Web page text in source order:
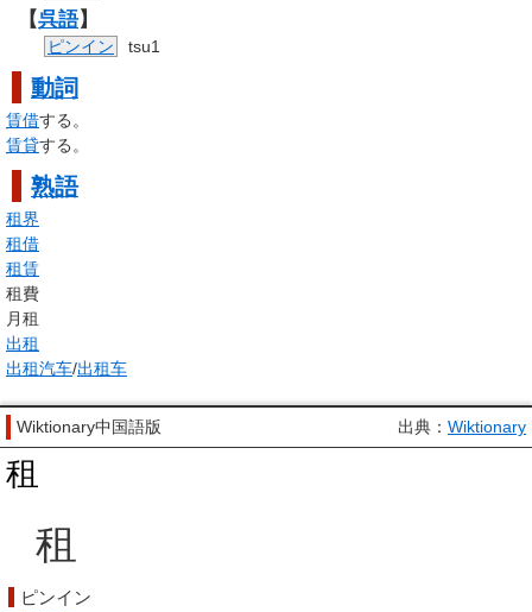
【呉語】
ピンイン tsu1
動詞
賃借する。
賃貸する。
熟語
租界
租借
租賃
租費
月租
出租
出租汽车/出租车
Wiktionary中国語版 出典： Wiktionary
租
租
ピンイン